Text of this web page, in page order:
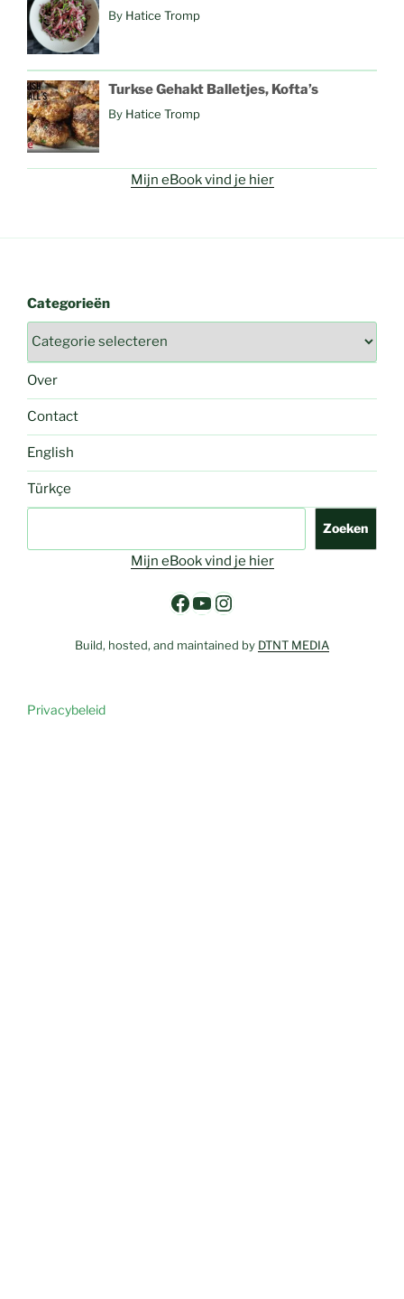
By Hatice Tromp
Turkse Gehakt Balletjes, Kofta’s
By Hatice Tromp
Mijn eBook vind je hier
Categorieën
Over
Contact
English
Türkçe
Zoeken
Mijn eBook vind je hier
Facebook
YouTube
Instagram
Build, hosted, and maintained by DTNT MEDIA
Privacybeleid